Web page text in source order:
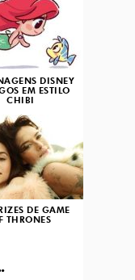
DISNEY
EM ESTILO
CHIBI
DE GAME
THRONES